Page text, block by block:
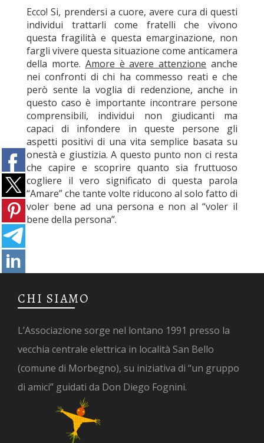
Ecco! Si, prendersi a cuore, avere cura di questi
individui trattarli come fratelli che vivono
questa fragilità e questa emarginazione, non
fargli vivere questa situazione come anticamera
della morte. Amore è avere attenzione anche
nei confronti di chi ha commesso reati e che
però sente la voglia di redenzione, anche in
questo caso è importante incontrare persone
comprensibili, individui non giudicanti ma
capaci di infondere in queste persone gli
aspetti positivi di una vita semplice basata su
onestà e giustizia. A questo punto non ci resta
che capire e scoprire quanto sia fruttuoso
cogliere il vero significato di questa parola
“Amare” che tante volte riducono al solo fatto di
voler bene ad una persona e non al “voler il
bene della persona”.
CHI SIAMO
L’Associazione sorge nel lontano 1991 presso la
vecchia centrale elettrica in località San Bello
(comune di Morbegno), su iniziativa di “un gruppo
di amici” guidati da Don Diego Fognini.